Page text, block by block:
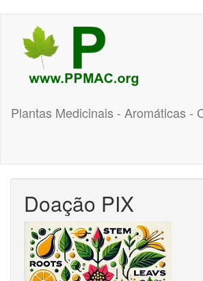
conteúdo
principal
Plantas Medicinais - Aromáticas -
Doação PIX